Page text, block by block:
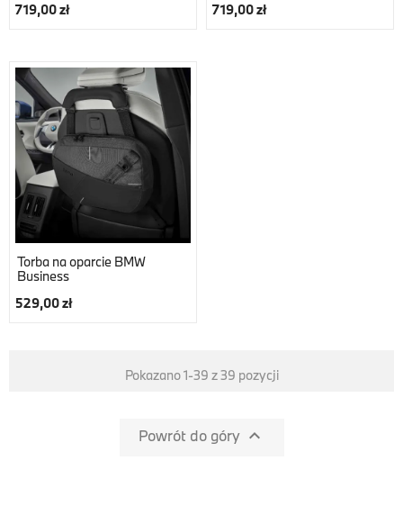
719,00 zł
719,00 zł
Torba na oparcie BMW
Business
529,00 zł
Pokazano 1-39 z 39 pozycji
Powrót do góry 